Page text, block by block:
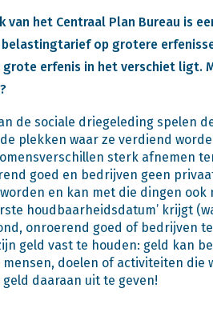
van het Centraal Plan Bureau is
op grotere
erfenis in het verschiet ligt.
de sociale driegeleding spelen
plekken waar ze verdiend
sterk afnemen
goed en bedrijven geen
en kan met die dingen ook
houdbaarheidsdatum’ krijgt
onroerend goed of bedrijven
geld vast te houden: geld kan
doelen of activiteiten
geld daaraan uit te geven!